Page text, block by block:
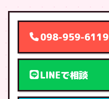
098-959-6119
LINEで相談